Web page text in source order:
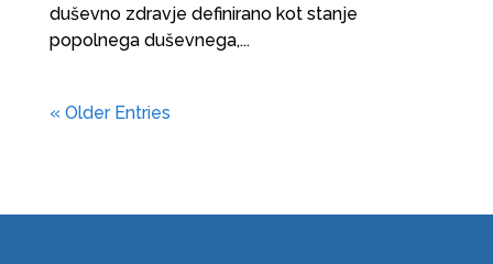
duševno zdravje definirano kot stanje
popolnega duševnega,...
« Older Entries